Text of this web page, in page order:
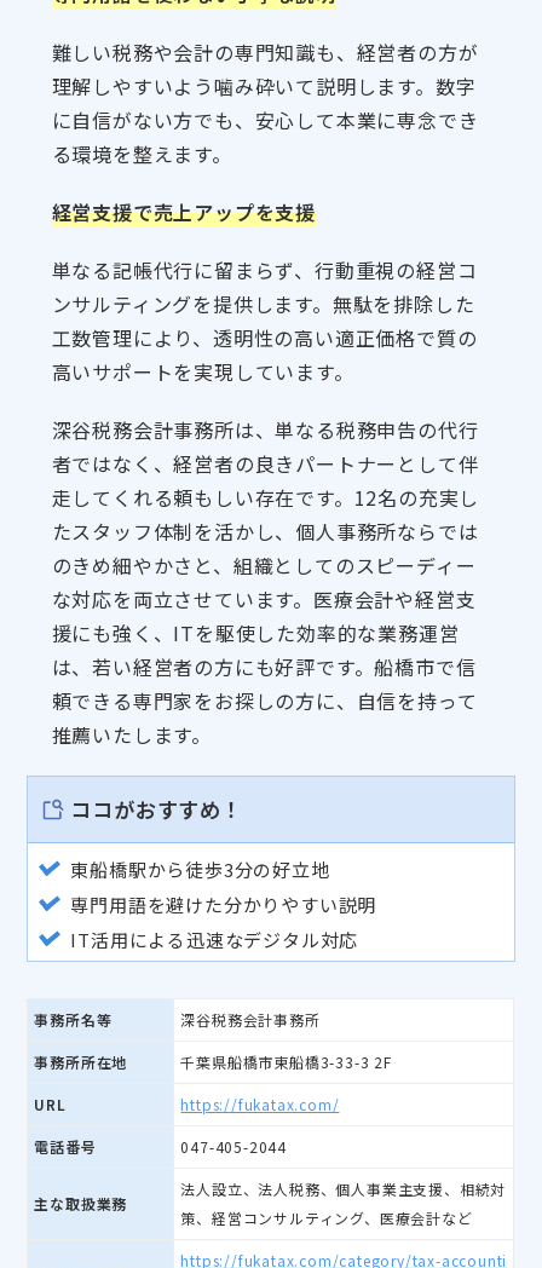
難しい税務や会計の専門知識も、経営者の方が
理解しやすいよう噛み砕いて説明します。数字
に自信がない方でも、安心して本業に専念でき
る環境を整えます。
経営支援で売上アップを支援
単なる記帳代行に留まらず、行動重視の経営コ
ンサルティングを提供します。無駄を排除した
工数管理により、透明性の高い適正価格で質の
高いサポートを実現しています。
深谷税務会計事務所は、単なる税務申告の代行
者ではなく、経営者の良きパートナーとして伴
走してくれる頼もしい存在です。12名の充実し
たスタッフ体制を活かし、個人事務所ならでは
のきめ細やかさと、組織としてのスピーディー
な対応を両立させています。医療会計や経営支
援にも強く、ITを駆使した効率的な業務運営
は、若い経営者の方にも好評です。船橋市で信
頼できる専門家をお探しの方に、自信を持って
推薦いたします。
ココがおすすめ！
東船橋駅から徒歩3分の好立地
専門用語を避けた分かりやすい説明
IT活用による迅速なデジタル対応
事務所名等 深谷税務会計事務所
事務所所在地 千葉県船橋市東船橋3-33-3 2F
URL https://fukatax.com/
電話番号 047-405-2044
主な取扱業務
法人設立、法人税務、個人事業主支援、相続対
策、経営コンサルティング、医療会計など
https://fukatax.com/category/tax-accounti